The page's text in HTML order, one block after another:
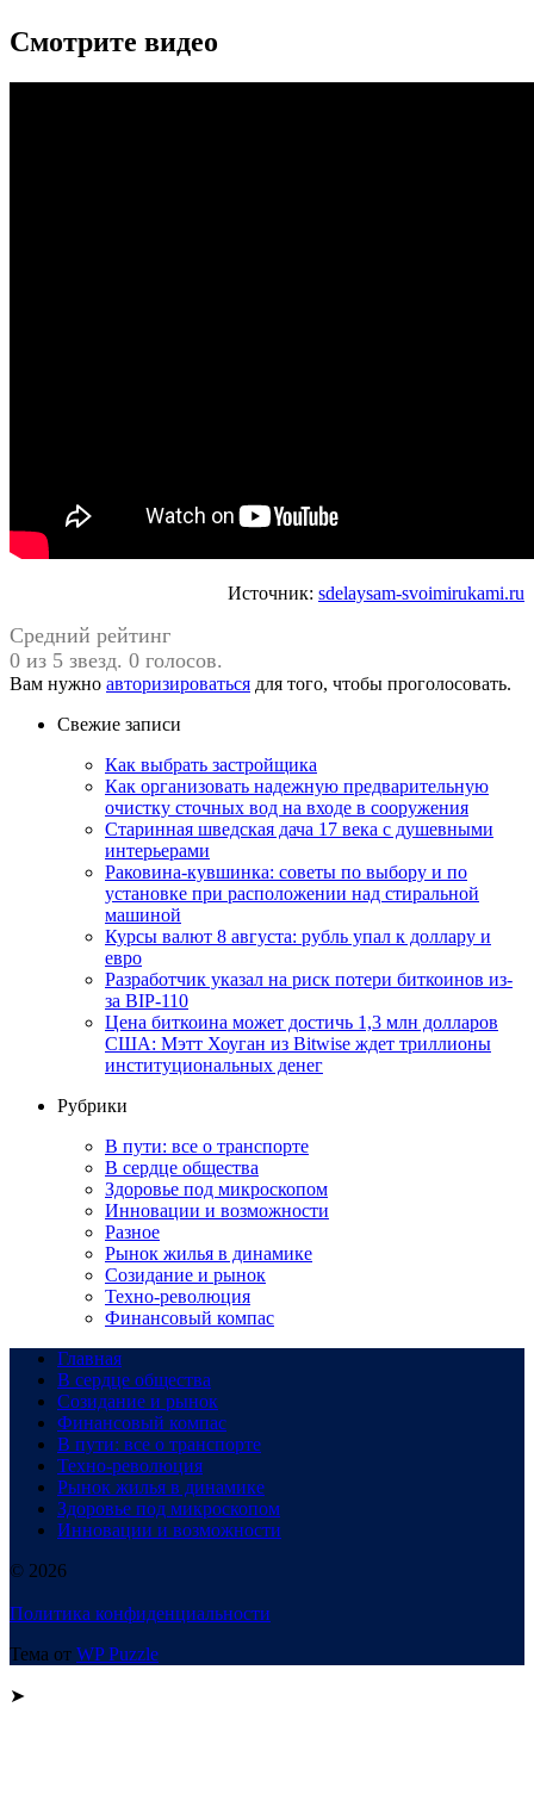
Смотрите видео
Источник: sdelaysam-svoimirukami.ru
Средний рейтинг
0 из 5 звезд. 0 голосов.
Вам нужно авторизироваться для того, чтобы проголосовать.
Свежие записи
Как выбрать застройщика
Как организовать надежную предварительную
очистку сточных вод на входе в сооружения
Старинная шведская дача 17 века с душевными
интерьерами
Раковина-кувшинка: советы по выбору и по
установке при расположении над стиральной
машиной
Курсы валют 8 августа: рубль упал к доллару и
евро
Разработчик указал на риск потери биткоинов из-
за BIP-110
Цена биткоина может достичь 1,3 млн долларов
США: Мэтт Хоуган из Bitwise ждет триллионы
институциональных денег
Рубрики
В пути: все о транспорте
В сердце общества
Здоровье под микроскопом
Инновации и возможности
Разное
Рынок жилья в динамике
Созидание и рынок
Техно-революция
Финансовый компас
Главная
В сердце общества
Созидание и рынок
Финансовый компас
В пути: все о транспорте
Техно-революция
Рынок жилья в динамике
Здоровье под микроскопом
Инновации и возможности
© 2026
Политика конфиденциальности
Тема от WP Puzzle
➤